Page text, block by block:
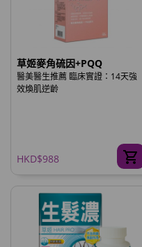
草姬麥角硫因+PQQ
醫美醫生推薦 臨床實證：14天強
效煥肌逆齡
HKD$988